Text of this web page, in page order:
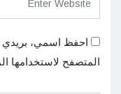
احفظ اسمي، بريدي
المتصفح لاستخدامها